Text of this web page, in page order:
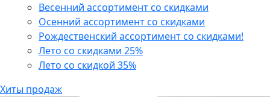
Весенний ассортимент со скидками
Осенний ассортимент со скидками
Рождественский ассортимент со скидками!
Лето со скидками 25%
Лето со скидкой 35%
Хиты продаж